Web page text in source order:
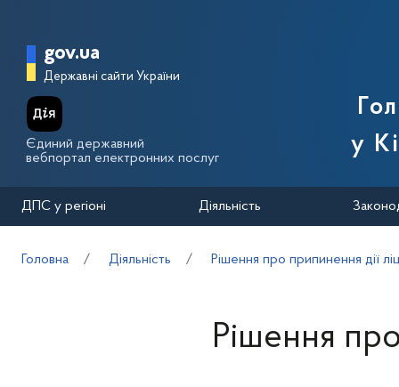
Головна сторінка Державної
gov.ua
Державні сайти України
Єдиний державний
вебпортал електронних послуг
у
ДПС у регіоні Діяльність
Головна Діяльність Рішення про припинення дії
Рішення